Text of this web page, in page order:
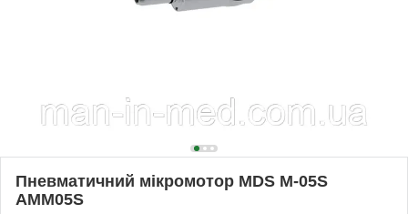
Пневматичний мікромотор MDS M-05S
AMM05S